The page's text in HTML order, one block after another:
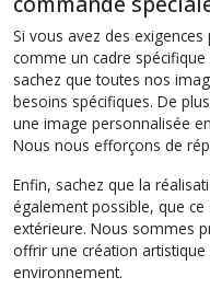
Si vous avez des
comme un cadre
sachez que toutes nos
besoins spécifiques. De
une image personnalisée
Nous nous efforçons de
Enfin, sachez que la
également possible, que
extérieure. Nous sommes
offrir une création
environnement.